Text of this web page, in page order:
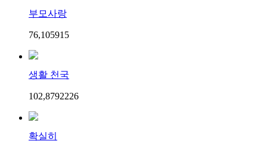
부모사랑
76,105915
생활 천국
102,8792226
확실히